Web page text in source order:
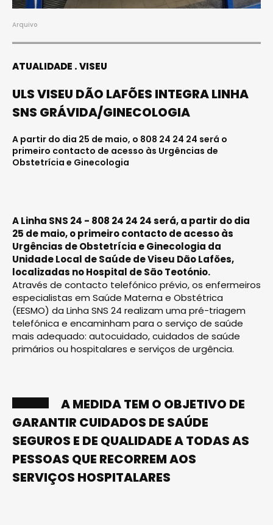
Arquivo
ATUALIDADE VISEU
ULS VISEU DÃO LAFÕES INTEGRA LINHA
SNS GRÁVIDA/GINECOLOGIA
A partir do dia 25 de maio, o 808 24 24 24 será o
primeiro contacto de acesso às Urgências de
Obstetrícia e Ginecologia
A Linha SNS 24 - 808 24 24 24 será, a partir do dia
25 de maio, o primeiro contacto de acesso às
Urgências de Obstetrícia e Ginecologia da
Unidade Local de Saúde de Viseu Dão Lafões,
localizadas no Hospital de São Teotónio.
Através de contacto telefónico prévio, os enfermeiros
especialistas em Saúde Materna e Obstétrica
(EESMO) da Linha SNS 24 realizam uma pré-triagem
telefónica e encaminham para o serviço de saúde
mais adequado: autocuidado, cuidados de saúde
primários ou hospitalares e serviços de urgência.
A MEDIDA TEM O OBJETIVO DE
GARANTIR CUIDADOS DE SAÚDE
SEGUROS E DE QUALIDADE A TODAS AS
PESSOAS QUE RECORREM AOS
SERVIÇOS HOSPITALARES